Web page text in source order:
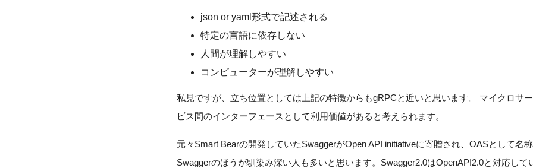
json or yaml形式で記述される
特定の言語に依存しない
人間が理解しやすい
コンピューターが理解しやすい
私見ですが、立ち位置としては上記の特徴からもgRPCと近いと思います。 マイクロサ
ビス間のインターフェースとして利用価値があると考えられます。
元々Smart Bearの開発していたSwaggerがOpen API initiativeに寄贈され、OASとして名称
Swaggerのほうが馴染み深い人も多いと思います。Swagger2.0はOpenAPI2.0と対応して